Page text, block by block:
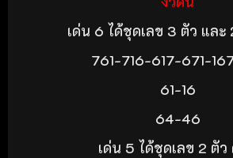
เด่น 6 ได้ชุดเลข 3 ตัว และ
761-716-617-671-
61-16
64-46
เด่น 5 ได้ชุดเลข 2 ตัว